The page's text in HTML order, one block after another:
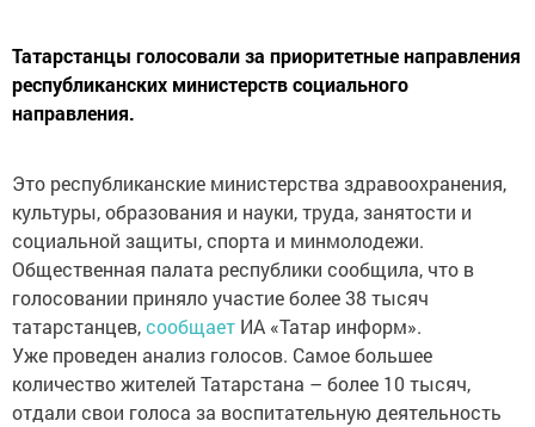
Татарстанцы голосовали за приоритетные направления
республиканских министерств социального
направления.
Это республиканские министерства здравоохранения,
культуры, образования и науки, труда, занятости и
социальной защиты, спорта и минмолодежи.
Общественная палата республики сообщила, что в
голосовании приняло участие более 38 тысяч
татарстанцев,сообщает ИА «Татар информ».
Уже проведен анализ голосов. Самое большее
количество жителей Татарстана – более 10 тысяч,
отдали свои голоса за воспитательную деятельность